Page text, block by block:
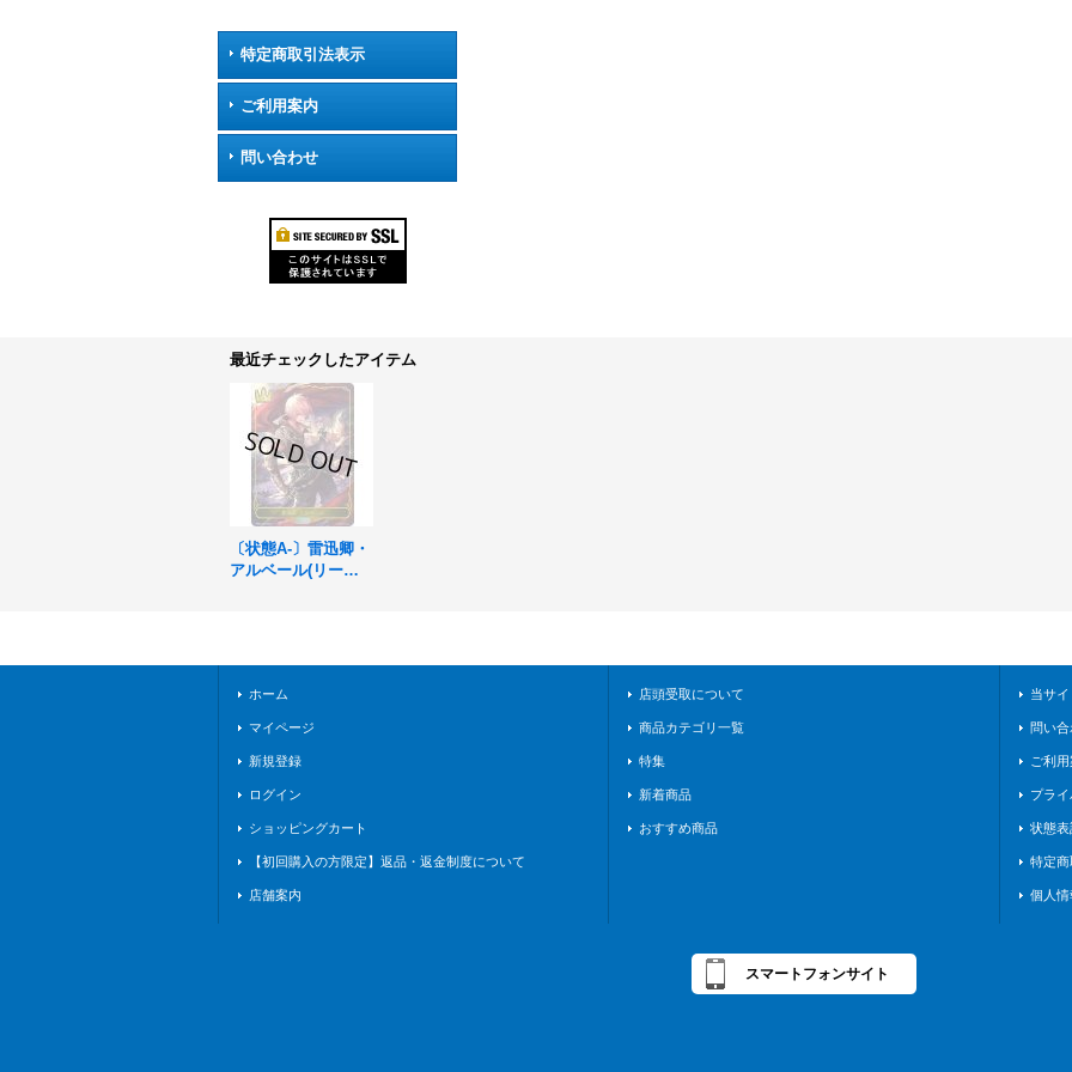
特定商取引法表示
ご利用案内
問い合わせ
最近チェックしたアイテム
〔状態A-〕雷迅卿・
アルベール(リーダ
ホーム
マイページ
新規登録
ログイン
ショッピングカート
【初回購入の方限定】返品・返金制度について
店舗案内
店頭受取について
商品カテゴリ一覧
特集
新着商品
おすすめ商品
当サ
問い合
ご利
プラ
状態表
特定
個人
スマートフォンサイト